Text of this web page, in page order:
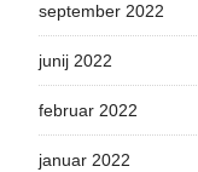
september 2022
junij 2022
februar 2022
januar 2022